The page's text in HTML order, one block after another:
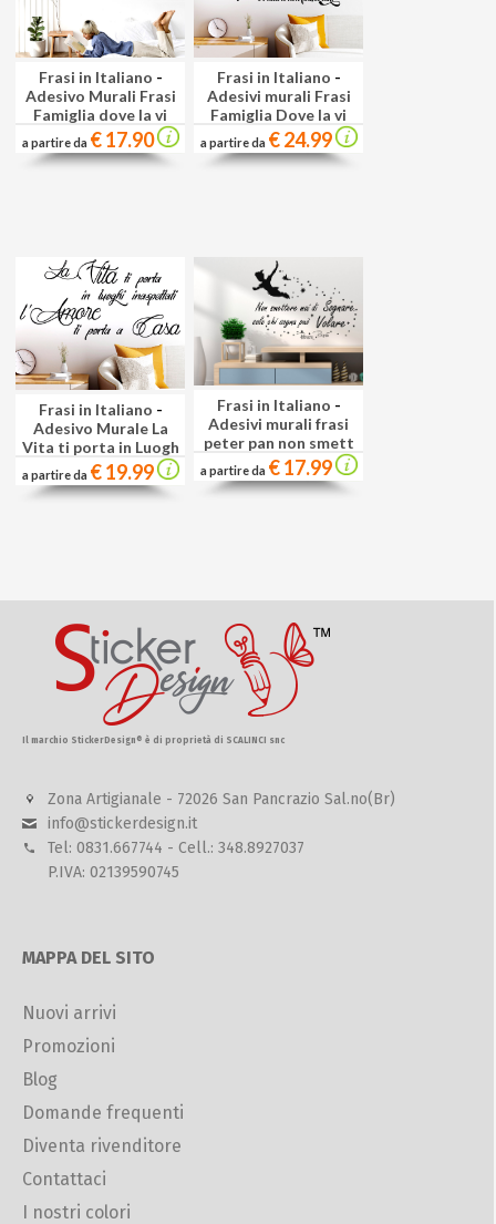
Frasi in Italiano -
Adesivo Murali Frasi
Famiglia dove la vi
a partire da € 17.90
Frasi in Italiano -
Adesivi murali Frasi
Famiglia Dove la vi
a partire da € 24.99
Frasi in Italiano -
Adesivo Murale La
Vita ti porta in Luogh
a partire da € 19.99
Frasi in Italiano -
Adesivi murali frasi
peter pan non smett
a partire da € 17.99
Il marchio StickerDesign® è di proprietà di SCALINCI snc
Zona Artigianale - 72026 San Pancrazio Sal.no(Br)
info@stickerdesign.it
Tel: 0831.667744 - Cell.: 348.8927037
P.IVA: 02139590745
MAPPA DEL SITO
Nuovi arrivi
Promozioni
Blog
Domande frequenti
Diventa rivenditore
Contattaci
I nostri colori